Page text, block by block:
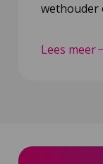
wethouder
Lees meer